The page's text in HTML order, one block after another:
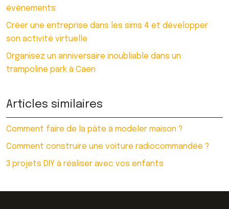
événements
Créer une entreprise dans les sims 4 et développer
son activité virtuelle
Organisez un anniversaire inoubliable dans un
trampoline park à Caen
Articles similaires
Comment faire de la pâte à modeler maison ?
Comment construire une voiture radiocommandée ?
3 projets DIY à réaliser avec vos enfants